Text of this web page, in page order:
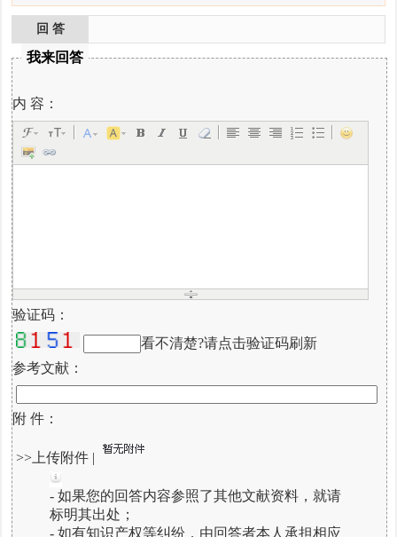
回 答
我来回答
内 容：
验证码：
看不清楚?请点击验证码刷新
参考文献：
附 件：
>>上传附件 |
- 如果您的回答内容参照了其他文献资料，就请
标明其出处；
- 如有知识产权等纠纷，由回答者本人承担相应